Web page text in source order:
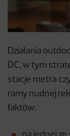
Działania
DC, w tym
stacje metra
ramy nudnej
faktów: